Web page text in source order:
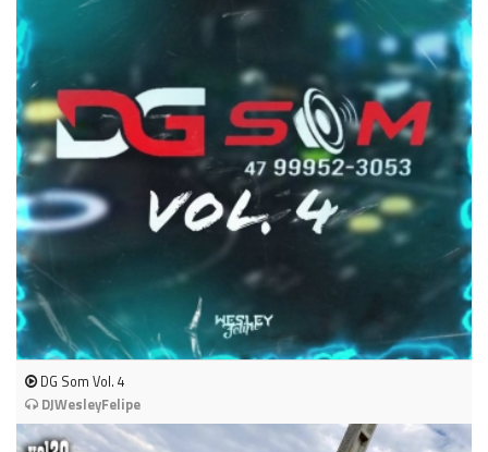
DG Som Vol. 4
DJWesleyFelipe